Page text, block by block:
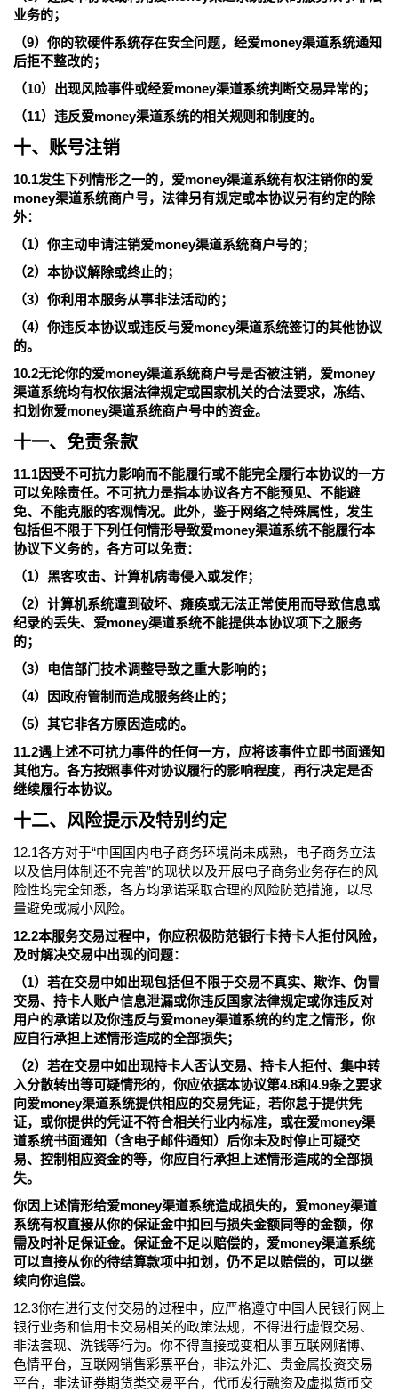
业务的；
（9）你的软硬件系统存在安全问题，经爱money渠道系统通知
后拒不整改的；
（10）出现风险事件或经爱money渠道系统判断交易异常的；
（11）违反爱money渠道系统的相关规则和制度的。
十、账号注销
10.1发生下列情形之一的，爱money渠道系统有权注销你的爱
money渠道系统商户号，法律另有规定或本协议另有约定的除
外：
（1）你主动申请注销爱money渠道系统商户号的；
（2）本协议解除或终止的；
（3）你利用本服务从事非法活动的；
（4）你违反本协议或违反与爱money渠道系统签订的其他协议
的。
10.2无论你的爱money渠道系统商户号是否被注销，爱money
渠道系统均有权依据法律规定或国家机关的合法要求，冻结、
扣划你爱money渠道系统商户号中的资金。
十一、免责条款
11.1因受不可抗力影响而不能履行或不能完全履行本协议的一方
可以免除责任。不可抗力是指本协议各方不能预见、不能避
免、不能克服的客观情况。此外，鉴于网络之特殊属性，发生
包括但不限于下列任何情形导致爱money渠道系统不能履行本
协议下义务的，各方可以免责：
（1）黑客攻击、计算机病毒侵入或发作；
（2）计算机系统遭到破坏、瘫痪或无法正常使用而导致信息或
纪录的丢失、爱money渠道系统不能提供本协议项下之服务
的；
（3）电信部门技术调整导致之重大影响的；
（4）因政府管制而造成服务终止的；
（5）其它非各方原因造成的。
11.2遇上述不可抗力事件的任何一方，应将该事件立即书面通知
其他方。各方按照事件对协议履行的影响程度，再行决定是否
继续履行本协议。
十二、风险提示及特别约定
12.1各方对于“中国国内电子商务环境尚未成熟，电子商务立法
以及信用体制还不完善”的现状以及开展电子商务业务存在的风
险性均完全知悉，各方均承诺采取合理的风险防范措施，以尽
量避免或减小风险。
12.2本服务交易过程中，你应积极防范银行卡持卡人拒付风险，
及时解决交易中出现的问题：
（1）若在交易中如出现包括但不限于交易不真实、欺诈、伪冒
交易、持卡人账户信息泄漏或你违反国家法律规定或你违反对
用户的承诺以及你违反与爱money渠道系统的约定之情形，你
应自行承担上述情形造成的全部损失；
（2）若在交易中如出现持卡人否认交易、持卡人拒付、集中转
入分散转出等可疑情形的，你应依据本协议第4.8和4.9条之要求
向爱money渠道系统提供相应的交易凭证，若你怠于提供凭
证，或你提供的凭证不符合相关行业内标准，或在爱money渠
道系统书面通知（含电子邮件通知）后你未及时停止可疑交
易、控制相应资金的等，你应自行承担上述情形造成的全部损
失。
你因上述情形给爱money渠道系统造成损失的，爱money渠道
系统有权直接从你的保证金中扣回与损失金额同等的金额，你
需及时补足保证金。保证金不足以赔偿的，爱money渠道系统
可以直接从你的待结算款项中扣划，仍不足以赔偿的，可以继
续向你追偿。
12.3你在进行支付交易的过程中，应严格遵守中国人民银行网上
银行业务和信用卡交易相关的政策法规，不得进行虚假交易、
非法套现、洗钱等行为。你不得直接或变相从事互联网赌博、
色情平台，互联网销售彩票平台，非法外汇、贵金属投资交易
平台，非法证券期货类交易平台，代币发行融资及虚拟货币交